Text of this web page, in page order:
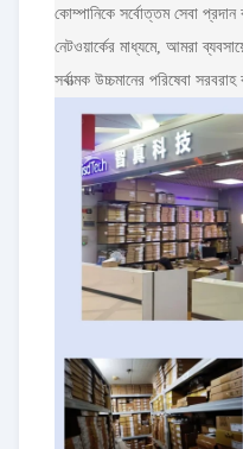
কোম্পানিকে সর্বোত্তম সেবা প্রদান
নেটওয়ার্কের মাধ্যমে, আমরা
সর্বাত্মক উচ্চমানের পরিষেবা সরবরাহ